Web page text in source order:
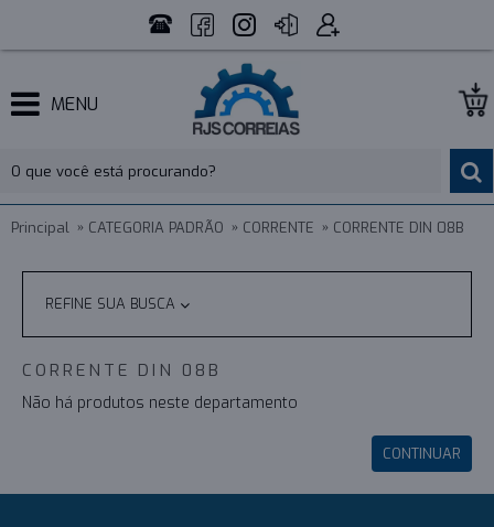
MENU
Principal CATEGORIA PADRÃO CORRENTE CORRENTE DIN 08B
REFINE SUA BUSCA
CORRENTE DIN 08B
Não há produtos neste departamento
CONTINUAR